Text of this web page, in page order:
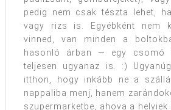
pedig nem csak tészta lehet,
vagy rizs is. Egyébként nem
vinned, van minden a
hasonló árban — egy csomó
teljesen ugyanaz is. :)
itthon, hogy inkább ne a
nappaliba menj, hanem
szupermarketbe, ahova a